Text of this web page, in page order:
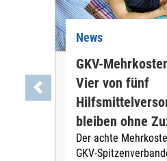
News
GKV-
Vier von fünf
bleiben ohne
Der achte
GKV-